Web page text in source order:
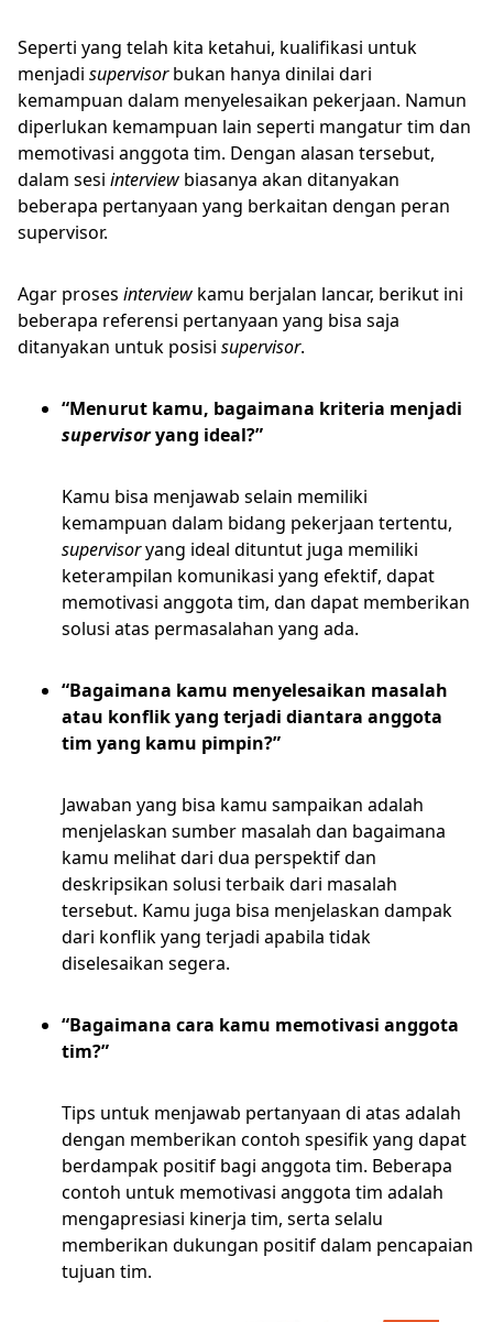
Seperti yang telah kita ketahui, kualifikasi untuk
menjadi supervisorbukan hanya dinilai dari
kemampuan dalam menyelesaikan pekerjaan. Namun
diperlukan kemampuan lain seperti mangatur tim dan
memotivasi anggota tim. Dengan alasan tersebut,
dalam sesi interview biasanya akan ditanyakan
beberapa pertanyaan yang berkaitan dengan peran
supervisor.
Agar proses interview kamu berjalan lancar, berikut ini
beberapa referensi pertanyaan yang bisa saja
ditanyakan untuk posisi supervisor.
“Menurut kamu, bagaimana kriteria menjadi
supervisoryang ideal?”
Kamu bisa menjawab selain memiliki
kemampuan dalam bidang pekerjaan tertentu,
supervisoryang ideal dituntut juga memiliki
keterampilan komunikasi yang efektif, dapat
memotivasi anggota tim, dan dapat memberikan
solusi atas permasalahan yang ada.
“Bagaimana kamu menyelesaikan masalah
atau konflik yang terjadi diantara anggota
tim yang kamu pimpin?”
Jawaban yang bisa kamu sampaikan adalah
menjelaskan sumber masalah dan bagaimana
kamu melihat dari dua perspektif dan
deskripsikan solusi terbaik dari masalah
tersebut. Kamu juga bisa menjelaskan dampak
dari konflik yang terjadi apabila tidak
diselesaikan segera.
“Bagaimana cara kamu memotivasi anggota
tim?”
Tips untuk menjawab pertanyaan di atas adalah
dengan memberikan contoh spesifik yang dapat
berdampak positif bagi anggota tim. Beberapa
contoh untuk memotivasi anggota tim adalah
mengapresiasi kinerja tim, serta selalu
memberikan dukungan positif dalam pencapaian
tujuan tim.